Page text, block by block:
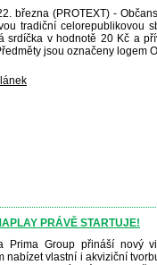
března (PROTEXT) -
tradiční celorepublikovou
srdíčka v hodnotě 20 Kč a
jsou označeny logem
PRÁVĚ STARTUJE!
Prima Group přináší nový
nabízet vlastní i akviziční